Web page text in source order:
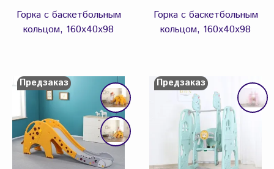
Горка с баскетбольным
кольцом, 160х40х98
Горка с баскетбольным
кольцом, 160х40х98
Предзаказ Предзаказ